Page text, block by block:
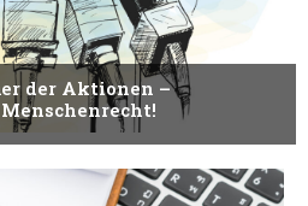
der Aktionen –